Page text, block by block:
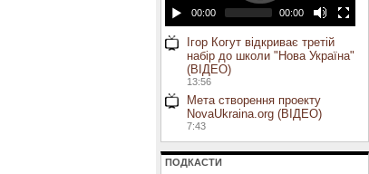
00:00 00:00
Ігор Когут відкриває третій
набір до школи "Нова Україна"
(ВІДЕО)
13:56
Мета створення проекту
NovaUkraina.org (ВІДЕО)
7:43
ПОДКАСТИ